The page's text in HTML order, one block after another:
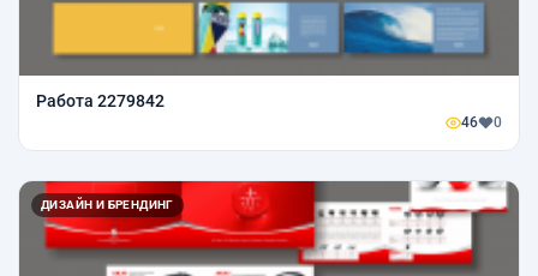
Работа 2279842
46 0
ДИЗАЙН И БРЕНДИНГ